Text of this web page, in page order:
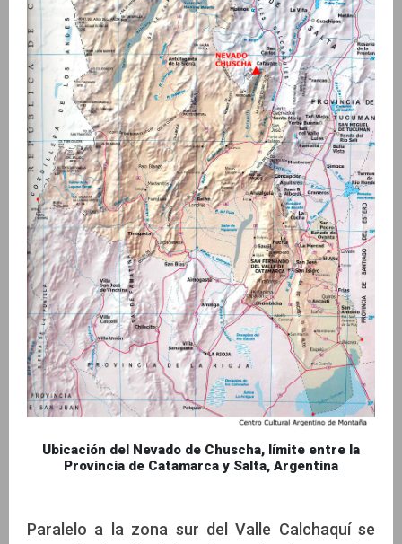
Ubicación del Nevado de Chuscha, límite entre la
Provincia de Catamarca y Salta, Argentina
Paralelo a la zona sur del Valle Calchaquí se